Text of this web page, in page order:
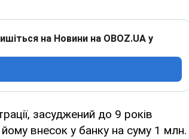
на Новини на OBOZ.UA у
засуджений до 9 років
внесок у банку на суму 1 млн.